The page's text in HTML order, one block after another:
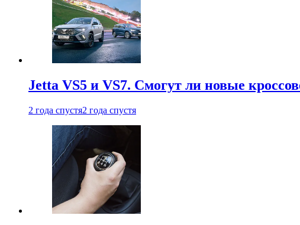
Jetta VS5 и VS7. Смогут ли новые
2 года спустя2 года спустя